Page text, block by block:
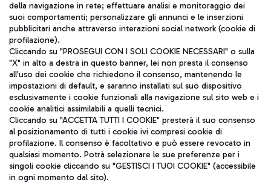
ITA
Aeroporti di Roma S.p.A. - Società soggetta a direzione e
coordinamento di Mundys S.p.A.
Codice fiscale e Registro delle Imprese di Roma 13032990155 P.
IVA 06572251004
Capitale sociale 62.224.743,00 int. vers.
Sede legale: Via Pier Paolo Racchetti 1 - 00054 Fiumicino (RM)
telefono +39 06 65951
della navigazione in rete; effettuare analisi e monitoraggio dei
suoi comportamenti; personalizzare gli annunci e le inserzioni
pubblicitari anche attraverso interazioni social network (cookie di
profilazione).
Cliccando su "PROSEGUI CON I SOLI COOKIE NECESSARI" o sulla
"X" in alto a destra in questo banner, lei non presta il consenso
all'uso dei cookie che richiedono il consenso, mantenendo le
impostazioni di default, e saranno installati sul suo dispositivo
esclusivamente i cookie funzionali alla navigazione sul sito web e i
cookie analitici assimilabili a quelli tecnici.
Cliccando su "ACCETTA TUTTI I COOKIE" presterà il suo consenso
al posizionamento di tutti i cookie ivi compresi cookie di
profilazione. Il consenso è facoltativo e può essere revocato in
qualsiasi momento. Potrà selezionare le sue preferenze per i
singoli cookie cliccando su "GESTISCI I TUOI COOKIE" (accessibile
in ogni momento dal sito).